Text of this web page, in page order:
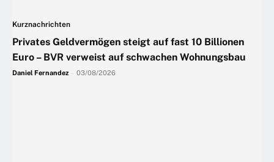
Kurznachrichten
Privates Geldvermögen steigt auf fast 10 Billionen
Euro – BVR verweist auf schwachen Wohnungsbau
Daniel Fernandez 03/08/2026